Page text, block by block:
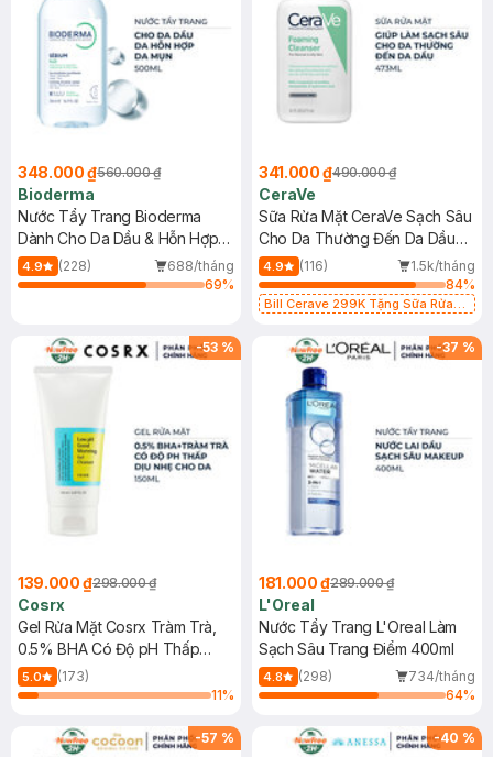
348.000 ₫560.000 ₫
Bioderma
Nước Tẩy Trang Bioderma
Dành Cho Da Dầu & Hỗn Hợp
500ml
4.9 (228)
688/tháng
69%
341.000 ₫490.000 ₫
CeraVe
Sữa Rửa Mặt CeraVe Sạch Sâu
Cho Da Thường Đến Da Dầu
473ml
4.9 (116)
1.5k/tháng
84%
Bill Cerave 299K Tặng Sữa Rửa
-53 %
139.000 ₫298.000 ₫
Cosrx
Gel Rửa Mặt Cosrx Tràm Trà,
0.5% BHA Có Độ pH Thấp
150ml
5.0
(173)
11%
-37 %
181.000 ₫289.000 ₫
L'Oreal
Nước Tẩy Trang L'Oreal Làm
Sạch Sâu Trang Điểm 400ml
4.8 (298)
734/tháng
64%
-57 % -40 %